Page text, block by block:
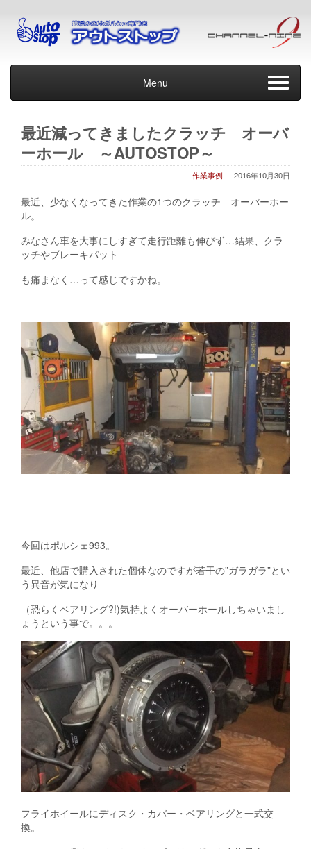
Menu
最近減ってきましたクラッチ オーバ
ーホール ～AUTOSTOP～
2016年10月30日
作業事例
最近、少なくなってきた作業の1つのクラッチ オーバーホー
ル。
みなさん車を大事にしすぎて走行距離も伸びず…結果、クラ
ッチやブレーキパット
も痛まなく…って感じですかね。
今回はポルシェ993。
最近、他店で購入された個体なのですが若干の”ガラガラ”とい
う異音が気になり
（恐らくベアリング?!)気持よくオーバーホールしちゃいまし
ょうという事で。。。
フライホイールにディスク・カバー・ベアリングと一式交
換。